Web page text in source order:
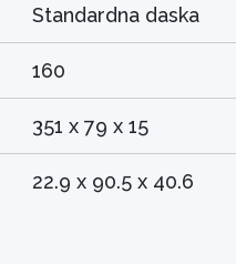
Standardna daska
160
351 x 79 x 15
22.9 x 90.5 x 40.6